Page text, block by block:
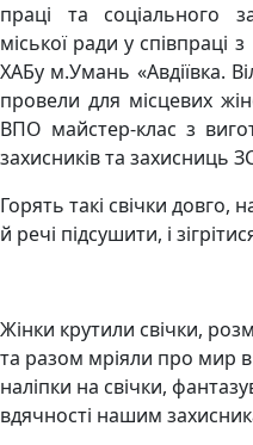
праці та соціального
міської ради у співпраці
ХАБу м.Умань «Авдіївка.
провели для місцевих
ВПО майстер-клас з
захисників та захисниць
Горять такі свічки довго,
й речі підсушити, і
Жінки крутили свічки,
та разом мріяли про мир в
наліпки на свічки,
вдячності нашим